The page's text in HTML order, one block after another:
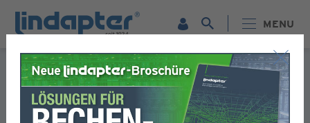
MENU
Formular für die Registrierung